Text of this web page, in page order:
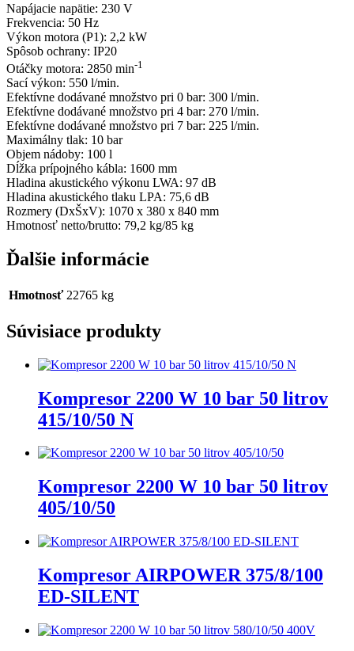
Napájacie napätie: 230 V
Frekvencia: 50 Hz
Výkon motora (P1): 2,2 kW
Spôsob ochrany: IP20
Otáčky motora: 2850 min-1
Sací výkon: 550 l/min.
Efektívne dodávané množstvo pri 0 bar: 300 l/min.
Efektívne dodávané množstvo pri 4 bar: 270 l/min.
Efektívne dodávané množstvo pri 7 bar: 225 l/min.
Maximálny tlak: 10 bar
Objem nádoby: 100 l
Dĺžka prípojného kábla: 1600 mm
Hladina akustického výkonu LWA: 97 dB
Hladina akustického tlaku LPA: 75,6 dB
Rozmery (DxŠxV): 1070 x 380 x 840 mm
Hmotnosť netto/brutto: 79,2 kg/85 kg
Ďalšie informácie
Hmotnosť 22765 kg
Súvisiace produkty
Kompresor 2200 W 10 bar 50 litrov
415/10/50 N
Kompresor 2200 W 10 bar 50 litrov
405/10/50
Kompresor AIRPOWER 375/8/100
ED-SILENT